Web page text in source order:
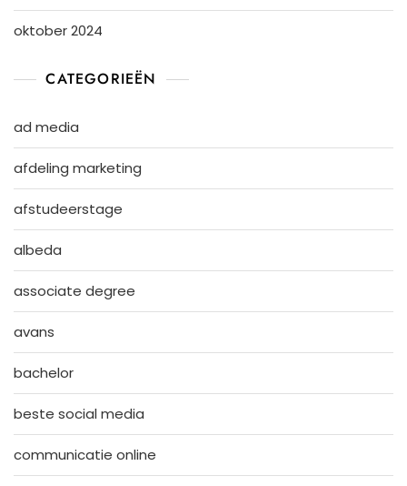
oktober 2024
CATEGORIEËN
ad media
afdeling marketing
afstudeerstage
albeda
associate degree
avans
bachelor
beste social media
communicatie online